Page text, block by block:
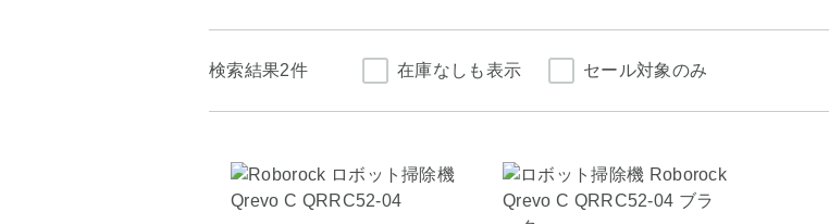
検索結果2件 在庫なしも表示 セール対象のみ